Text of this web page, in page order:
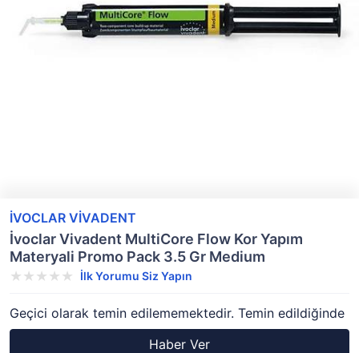
İVOCLAR VİVADENT
İvoclar Vivadent MultiCore Flow Kor Yapım
Materyali Promo Pack 3.5 Gr Medium
İlk Yorumu Siz Yapın
Geçici olarak temin edilememektedir. Temin edildiğinde
Haber Ver